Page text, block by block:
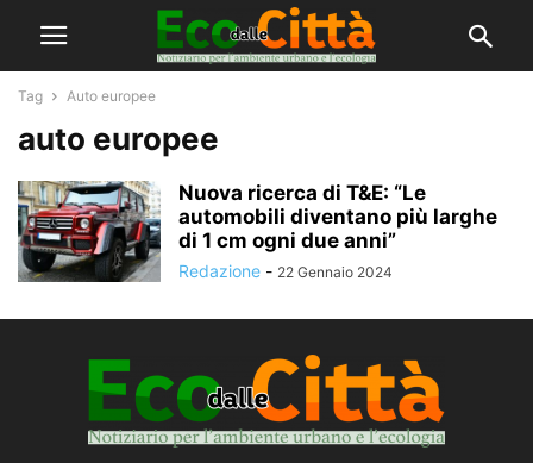
Tag Auto europee
auto europee
Nuova ricerca di T&E: “Le
automobili diventano più larghe
di 1 cm ogni due anni”
Redazione - 22 Gennaio 2024